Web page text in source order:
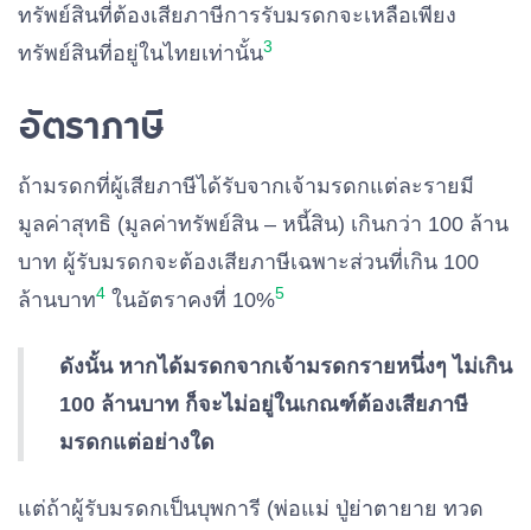
ทรัพย์สินที่ต้องเสียภาษีการรับมรดกจะเหลือเพียง
ทรัพย์สินที่อยู่ในไทยเท่านั้น3
อัตราภาษี
ถ้ามรดกที่ผู้เสียภาษีได้รับจากเจ้ามรดกแต่ละรายมี
มูลค่าสุทธิ (มูลค่าทรัพย์สิน – หนี้สิน) เกินกว่า 100 ล้าน
บาท ผู้รับมรดกจะต้องเสียภาษีเฉพาะส่วนที่เกิน 100
ล้านบาท4 ในอัตราคงที่ 10%5
ดังนั้น หากได้มรดกจากเจ้ามรดกรายหนึ่งๆ ไม่เกิน
100 ล้านบาท ก็จะไม่อยู่ในเกณฑ์ต้องเสียภาษี
มรดกแต่อย่างใด
แต่ถ้าผู้รับมรดกเป็นบุพการี (พ่อแม่ ปู่ย่าตายาย ทวด